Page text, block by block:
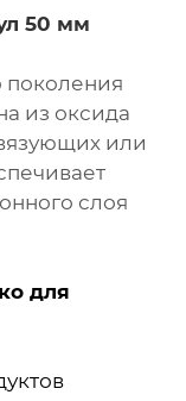
50 мм
поколения
из оксида
или
слоя
для